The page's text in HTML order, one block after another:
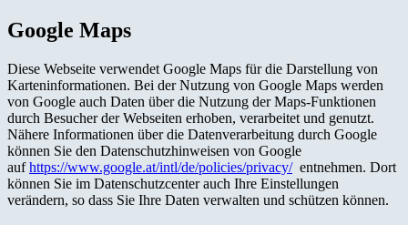
Google Maps
Diese Webseite verwendet Google Maps für die Darstellung von
Karteninformationen. Bei der Nutzung von Google Maps werden
von Google auch Daten über die Nutzung der Maps-Funktionen
durch Besucher der Webseiten erhoben, verarbeitet und genutzt.
Nähere Informationen über die Datenverarbeitung durch Google
können Sie den Datenschutzhinweisen von Google
aufhttps://www.google.at/intl/de/policies/privacy/entnehmen. Dort
können Sie im Datenschutzcenter auch Ihre Einstellungen
verändern, so dass Sie Ihre Daten verwalten und schützen können.